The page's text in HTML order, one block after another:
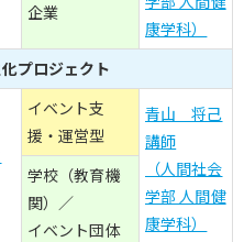
康学科）
企業
プロジェクト
イベント支
援・運営型
青山 将己
講師
（人間社会
学部 人間健
康学科）
学校（教育機
関）／
イベント団体